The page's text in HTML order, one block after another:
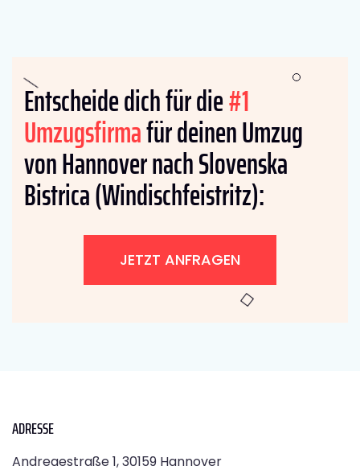
Entscheide dich für die#1
Umzugsfirmafür deinen Umzug
von Hannover nach Slovenska
Bistrica (Windischfeistritz):
JETZT ANFRAGEN
ADRESSE
Andreaestraße 1, 30159 Hannover